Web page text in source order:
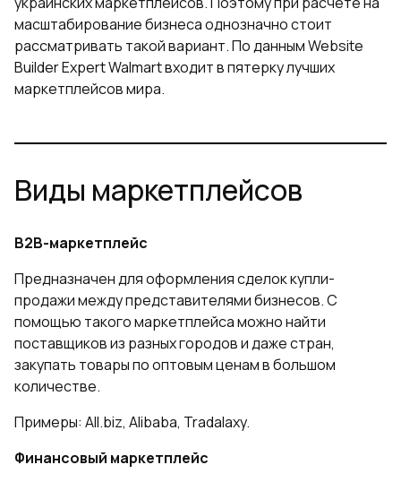
масштабирование бизнеса однозначно стоит
рассматривать такой вариант. По данным Website
Builder Expert Walmart входит в пятерку лучших
маркетплейсов мира.
Виды маркетплейсов
B2B-маркетплейс
Предназначен для оформления сделок купли-
продажи между представителями бизнесов. С
помощью такого маркетплейса можно найти
поставщиков из разных городов и даже стран,
закупать товары по оптовым ценам в большом
количестве.
Примеры: All.biz, Alibaba, Tradalaxy.
Финансовый маркетплейс